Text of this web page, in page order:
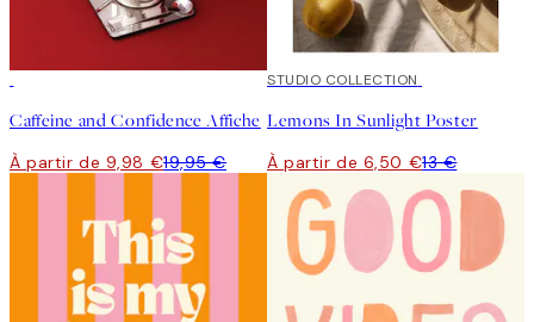
Caffeine and Confidence Affiche
À partir de 9,98 €19,95 €
50%*
STUDIO COLLECTION
Lemons In Sunlight Poster
À partir de 6,50 €13 €